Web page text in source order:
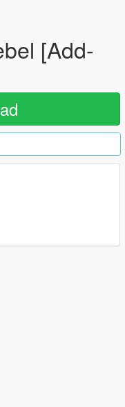
[Add-